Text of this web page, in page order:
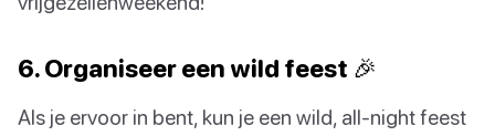
6. Organiseer een wild feest 🎉
Als je ervoor in bent, kun je een wild, all-night feest